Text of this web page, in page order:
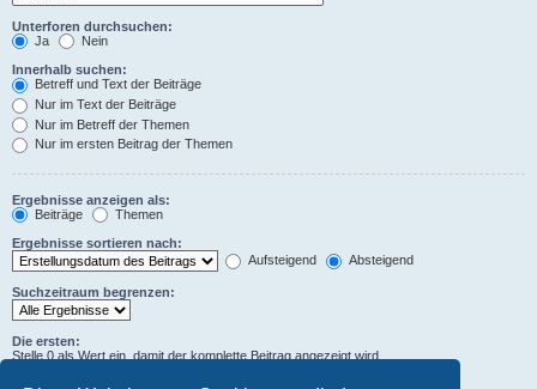
Unterforen durchsuchen:
Ja
Nein
Innerhalb suchen:
Betreff und Text der Beiträge
Nur im Text der Beiträge
Nur im Betreff der Themen
Nur im ersten Beitrag der Themen
Ergebnisse anzeigen als:
Beiträge
Themen
Ergebnisse sortieren nach:
Aufsteigend
Absteigend
Suchzeitraum begrenzen:
Die ersten:
Stelle 0 als Wert ein, damit der komplette Beitrag angezeigt wird.